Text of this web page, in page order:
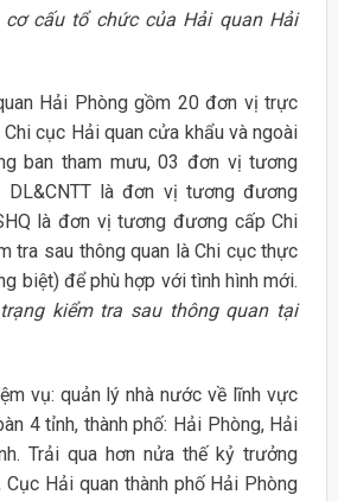
cấu tổ chức của Hải quan Hải
Hải Phòng gồm 20 đơn vị trực
cục Hải quan cửa khẩu và ngoài
ban tham mưu, 03 đơn vị tương
DL&CNTT là đơn vị tương đương
là đơn vị tương đương cấp Chi
tra sau thông quan là Chi cục thực
biệt) để phù hợp với tình hình mới.
kiểm tra sau thông quan tại
vụ: quản lý nhà nước về lĩnh vực
4 tỉnh, thành phố: Hải Phòng, Hải
Trải qua hơn nửa thế kỷ trưởng
Cục Hải quan thành phố Hải Phòng